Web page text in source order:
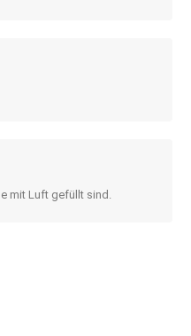
mit Luft gefüllt sind.